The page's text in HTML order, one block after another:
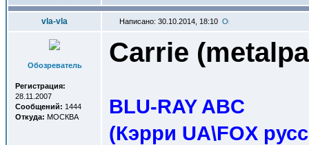
vla-vla Написано: 30.10.2014, 18:10
Обозреватель
Регистрация:
28.11.2007
Сообщений: 1444
Откуда: МОСКВА
Carrie
BLU-RAY ABC
(Кэрри UA\FOX